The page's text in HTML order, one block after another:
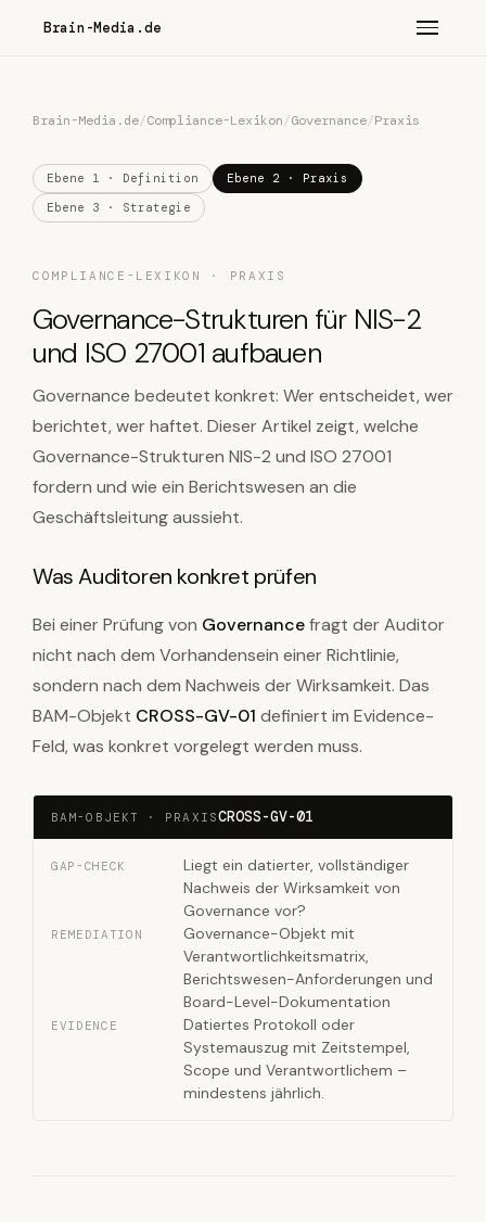
Brain-Media.de
Brain-Media.de/Compliance-Lexikon/Governance/Praxis
Ebene 1 · Definition
Ebene 2 · Praxis
Ebene 3 · Strategie
COMPLIANCE-LEXIKON · PRAXIS
Governance-Strukturen für NIS-2
und ISO 27001 aufbauen
Governance bedeutet konkret: Wer entscheidet, wer
berichtet, wer haftet. Dieser Artikel zeigt, welche
Governance-Strukturen NIS-2 und ISO 27001
fordern und wie ein Berichtswesen an die
Geschäftsleitung aussieht.
Was Auditoren konkret prüfen
Bei einer Prüfung von Governancefragt der Auditor
nicht nach dem Vorhandensein einer Richtlinie,
sondern nach dem Nachweis der Wirksamkeit. Das
BAM-Objekt CROSS-GV-01 definiert im Evidence-
Feld, was konkret vorgelegt werden muss.
BAM-OBJEKT · PRAXISCROSS-GV-01
GAP-CHECK
Liegt ein datierter, vollständiger
Nachweis der Wirksamkeit von
Governance vor?
REMEDIATION
Governance-Objekt mit
Verantwortlichkeitsmatrix,
Berichtswesen-Anforderungen und
Board-Level-Dokumentation
EVIDENCE
Datiertes Protokoll oder
Systemauszug mit Zeitstempel,
Scope und Verantwortlichem –
mindestens jährlich.